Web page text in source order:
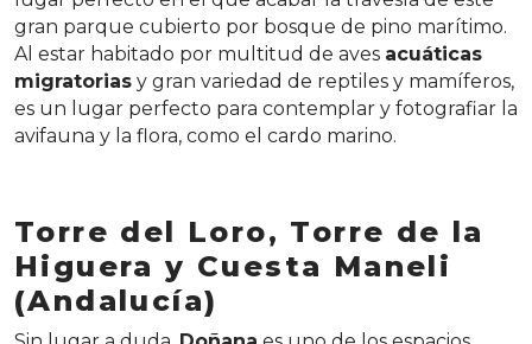
gran parque cubierto por bosque de pino marítimo.
Al estar habitado por multitud de aves acuáticas
migratorias y gran variedad de reptiles y mamíferos,
es un lugar perfecto para contemplar y fotografiar la
avifauna y la flora, como el cardo marino.
Torre del Loro, Torre de la
Higuera y Cuesta Maneli
(Andalucía)